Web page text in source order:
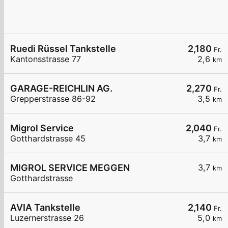
2,180 Fr.
2,6 km
Ruedi Rüssel Tankstelle
Kantonsstrasse 77
2,270 Fr.
3,5 km
GARAGE-REICHLIN AG.
Grepperstrasse 86-92
2,040 Fr.
3,7 km
Migrol Service
Gotthardstrasse 45
3,7 km
MIGROL SERVICE MEGGEN
Gotthardstrasse
2,140 Fr.
5,0 km
AVIA Tankstelle
Luzernerstrasse 26